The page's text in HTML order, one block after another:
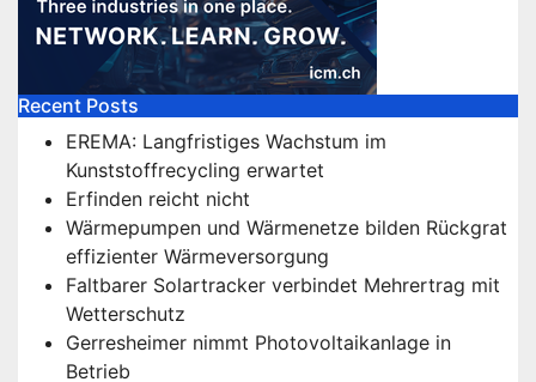
Recent Posts
EREMA: Langfristiges Wachstum im
Kunststoffrecycling erwartet
Erfinden reicht nicht
Wärmepumpen und Wärmenetze bilden Rückgrat
effizienter Wärmeversorgung
Faltbarer Solartracker verbindet Mehrertrag mit
Wetterschutz
Gerresheimer nimmt Photovoltaikanlage in
Betrieb